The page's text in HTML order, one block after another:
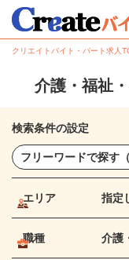
クリエイトバイト・パート求人
介護・福祉
検索条件の設定
エリア 指定
職種 介護